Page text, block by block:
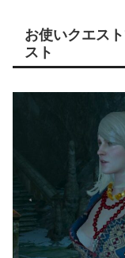
お使いクエス
スト